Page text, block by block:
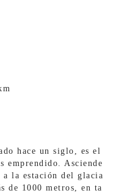
hace un siglo, es el
emprendido. Asciende
la estación del glacia
de 1000 metros, en ta